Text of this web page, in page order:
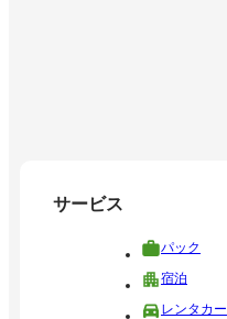
サービス
パック
宿泊
レンタカー